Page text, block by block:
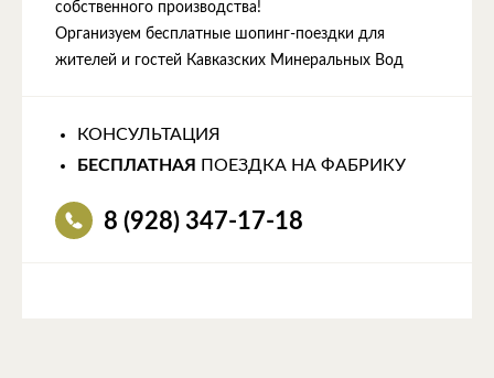
собственного производства!
Организуем бесплатные шопинг-поездки для
жителей и гостей Кавказских Минеральных Вод
КОНСУЛЬТАЦИЯ
БЕСПЛАТНАЯ
ПОЕЗДКА НА ФАБРИКУ
8 (928) 347-17-18